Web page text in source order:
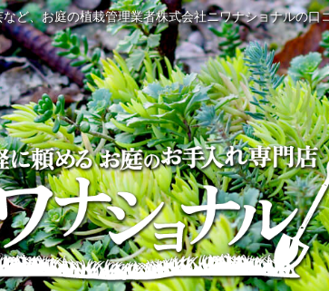
ど、お庭の植栽管理業者株式会社ニワナショナルの口